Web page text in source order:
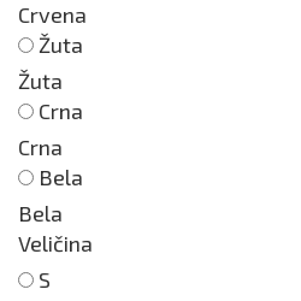
Crvena
Žuta
Žuta
Crna
Crna
Bela
Bela
Veličina
S